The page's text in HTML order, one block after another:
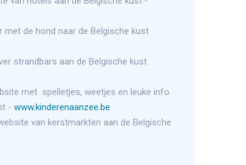
met de hond naar de Belgische kust
strandbars aan de Belgische kust
met spelletjes, weetjes en leuke info
- www.kinderenaanzee.be
van kerstmarkten aan de Belgische